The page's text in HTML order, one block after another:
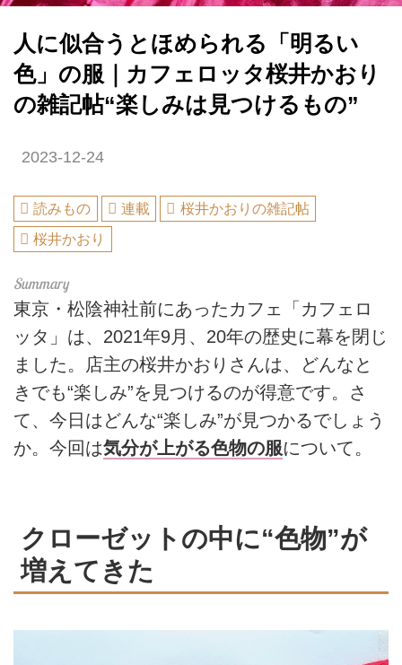
人に似合うとほめられる「明るい
色」の服｜カフェロッタ桜井かおり
の雑記帖“楽しみは見つけるもの”
2023-12-24
読みもの 連載
桜井かおりの雑記帖
桜井かおり
東京・松陰神社前にあったカフェ「カフェロ
ッタ」は、2021年9月、20年の歴史に幕を閉じ
ました。店主の桜井かおりさんは、どんなと
きでも“楽しみ”を見つけるのが得意です。さ
て、今日はどんな“楽しみ”が見つかるでしょう
か。今回は気分が上がる色物の服について。
クローゼットの中に“色物”が
増えてきた